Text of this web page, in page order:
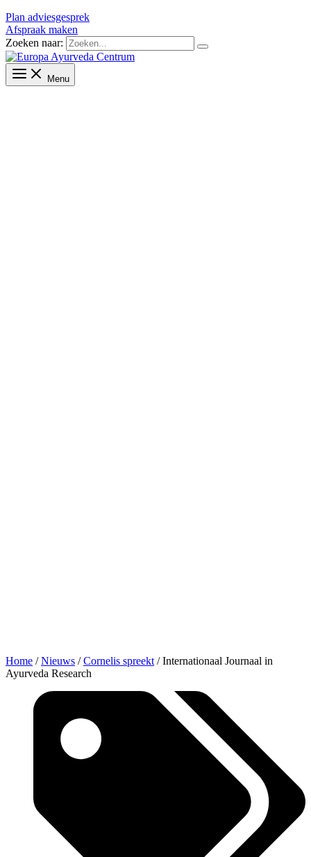
Plan adviesgesprek
Afspraak maken
Zoeken naar:
Menu
Home /Nieuws /Cornelis spreekt /Internationaal Journaal in
Ayurveda Research